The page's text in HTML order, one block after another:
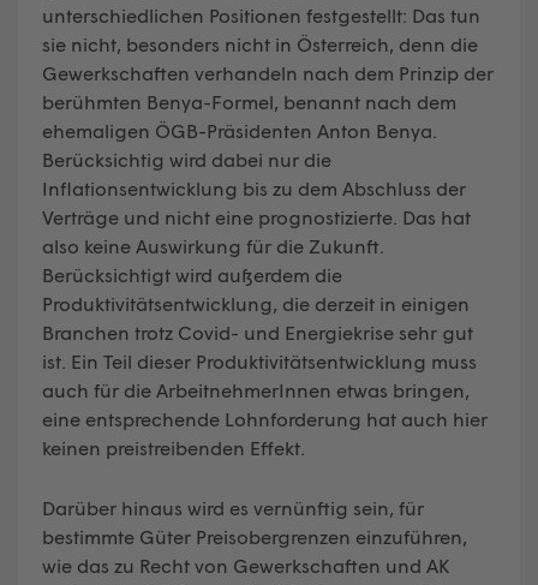
unterschiedlichen Positionen festgestellt: Das tun
sie nicht, besonders nicht in Österreich, denn die
Gewerkschaften verhandeln nach dem Prinzip der
berühmten Benya-Formel, benannt nach dem
ehemaligen ÖGB-Präsidenten Anton Benya.
Berücksichtig wird dabei nur die
Inflationsentwicklung bis zu dem Abschluss der
Verträge und nicht eine prognostizierte. Das hat
also keine Auswirkung für die Zukunft.
Berücksichtigt wird außerdem die
Produktivitätsentwicklung, die derzeit in einigen
Branchen trotz Covid- und Energiekrise sehr gut
ist. Ein Teil dieser Produktivitätsentwicklung muss
auch für die ArbeitnehmerInnen etwas bringen,
eine entsprechende Lohnforderung hat auch hier
keinen preistreibenden Effekt.
Darüber hinaus wird es vernünftig sein, für
bestimmte Güter Preisobergrenzen einzuführen,
wie das zu Recht von Gewerkschaften und AK